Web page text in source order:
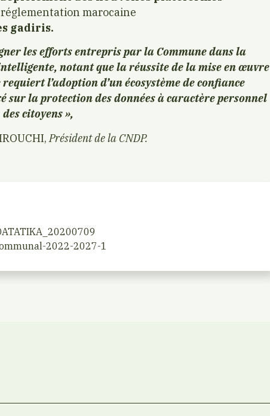
marocaine
gadiris.
les efforts entrepris par la Commune dans la
notant que la réussite de la mise en œuvre
l’adoption d’un écosystème de confiance
la protection des données à caractère personnel
des citoyens »,
Président de la CNDP.
2022-2027-1